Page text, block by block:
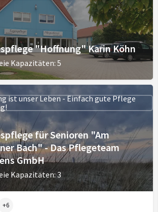
"Hoffnung" Karin Köhn
Kapazitäten: 5
für Senioren "Am
Bach" - Das Pflegeteam
GmbH
Kapazitäten: 3
ist unser Leben - Einfach gute Pflege
+6